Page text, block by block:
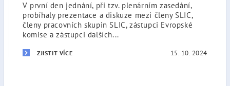
V první den jednání, při tzv. plenárním zasedání,
probíhaly prezentace a diskuze mezi členy SLIC,
členy pracovních skupin SLIC, zástupci Evropské
komise a zástupci dalších...
ZJISTIT VÍCE 15. 10. 2024